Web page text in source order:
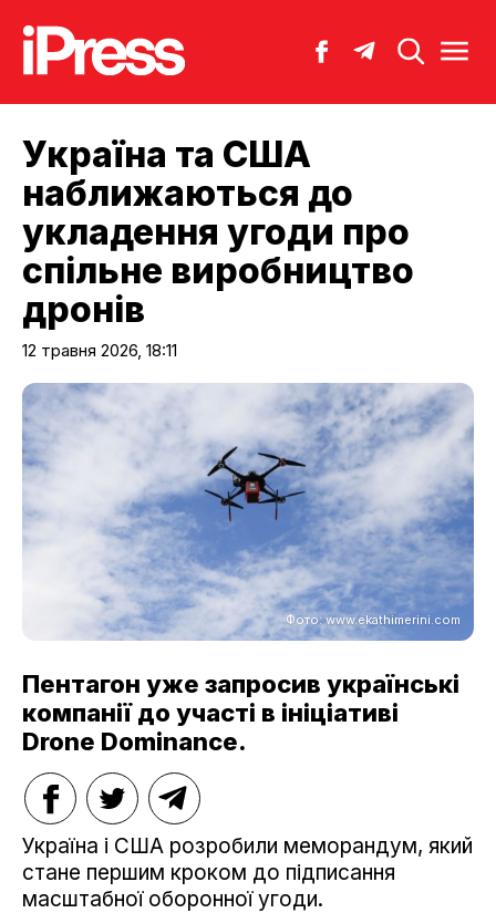
Україна та США
наближаються до
укладення угоди про
спільне виробництво
дронів
12 травня 2026, 18:11
Фото: www.ekathimerini.com
Пентагон уже запросив українські
компанії до участі в ініціативі
Drone Dominance.
Україна і США розробили меморандум, який
стане першим кроком до підписання
масштабної оборонної угоди.